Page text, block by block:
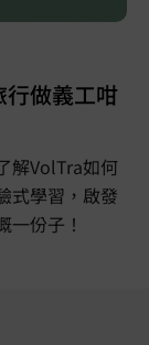
行做義工咁
解VolTra如何
式學習，啟發
份子！